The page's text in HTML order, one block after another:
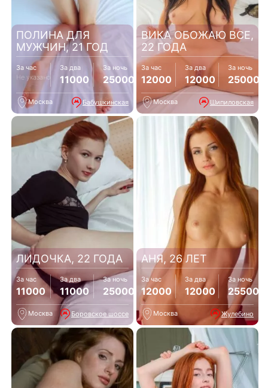
ПОЛИНА ДЛЯ
МУЖЧИН, 21 ГОД
За час
Не указано
За два
11000
За ночь
25000
Москва Бабушкинская
ВИКА ОБОЖАЮ ВСЕ,
22 ГОДА
За час
12000
За два
12000
За ночь
25000
Москва Шипиловская
ЛИДОЧКА, 22 ГОДА
За час
11000
За два
11000
За ночь
25000
Москва Боровское шоссе
АНЯ, 26 ЛЕТ
За час
12000
За два
12000
За ночь
25500
Москва Жулебино